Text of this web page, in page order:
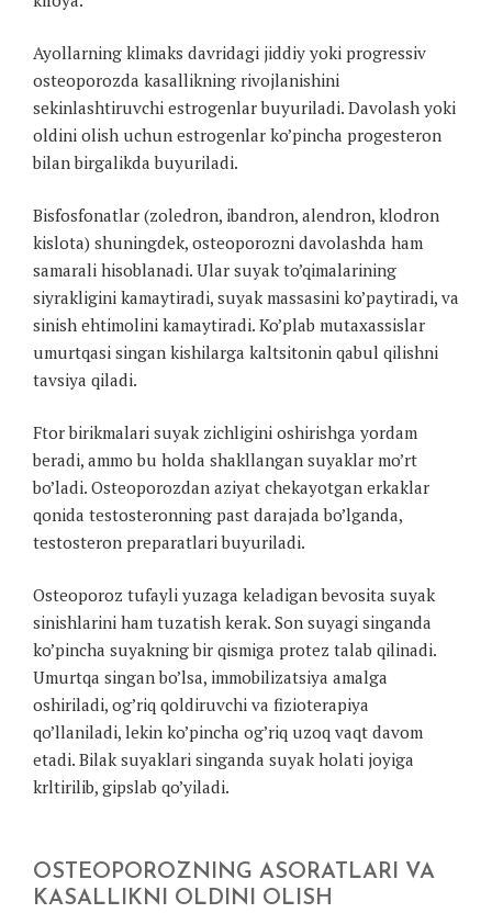
Ayollarning klimaks davridagi jiddiy yoki progressiv
osteoporozda kasallikning rivojlanishini
sekinlashtiruvchi estrogenlar buyuriladi. Davolash yoki
oldini olish uchun estrogenlar ko’pincha progesteron
bilan birgalikda buyuriladi.
Bisfosfonatlar (zoledron, ibandron, alendron, klodron
kislota) shuningdek, osteoporozni davolashda ham
samarali hisoblanadi. Ular suyak to’qimalarining
siyrakligini kamaytiradi, suyak massasini ko’paytiradi, va
sinish ehtimolini kamaytiradi. Ko’plab mutaxassislar
umurtqasi singan kishilarga kaltsitonin qabul qilishni
tavsiya qiladi.
Ftor birikmalari suyak zichligini oshirishga yordam
beradi, ammo bu holda shakllangan suyaklar mo’rt
bo’ladi. Osteoporozdan aziyat chekayotgan erkaklar
qonida testosteronning past darajada bo’lganda,
testosteron preparatlari buyuriladi.
Osteoporoz tufayli yuzaga keladigan bevosita suyak
sinishlarini ham tuzatish kerak. Son suyagi singanda
ko’pincha suyakning bir qismiga protez talab qilinadi.
Umurtqa singan bo’lsa, immobilizatsiya amalga
oshiriladi, og’riq qoldiruvchi va fizioterapiya
qo’llaniladi, lekin ko’pincha og’riq uzoq vaqt davom
etadi. Bilak suyaklari singanda suyak holati joyiga
krltirilib, gipslab qo’yiladi.
OSTEOPOROZNING ASORATLARI VA
KASALLIKNI OLDINI OLISH